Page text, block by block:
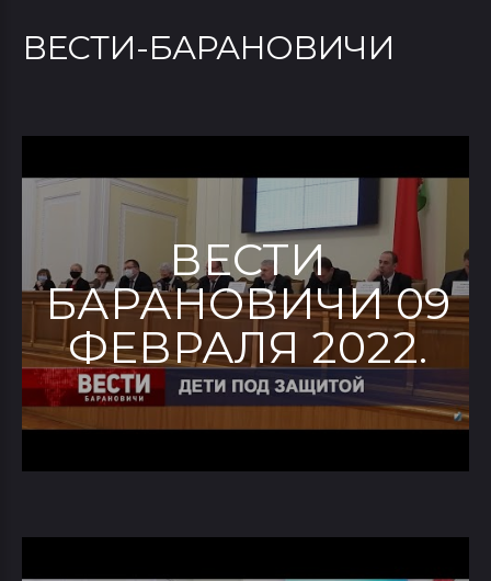
ВЕСТИ-БАРАНОВИЧИ
ВЕСТИ
БАРАНОВИЧИ 09
ФЕВРАЛЯ 2022.